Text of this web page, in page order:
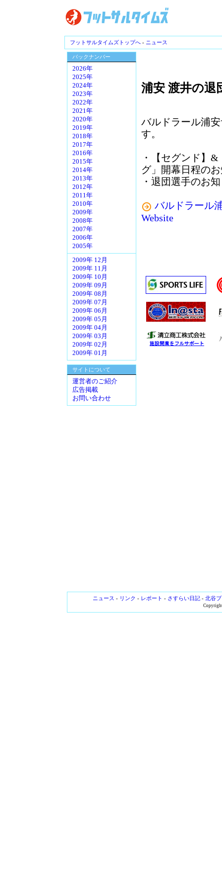
フットサルタイムズトップへ - ニュース
バックナンバー
2026年
2025年
2024年
2023年
2022年
2021年
2020年
2019年
2018年
2017年
2016年
2015年
2014年
2013年
2012年
2011年
2010年
2009年
2008年
2007年
2006年
2005年
2009年 12月
2009年 11月
2009年 10月
2009年 09月
2009年 08月
2009年 07月
2009年 06月
2009年 05月
2009年 04月
2009年 03月
2009年 02月
2009年 01月
サイトについて
運営者のご紹介
広告掲載
お問い合わせ
浦安 渡井の退
バルドラール浦
す。
・【セグンド】
グ」開幕日程の
・退団選手のお
バルドラール
Website
ニュース - リンク - レポート - さすらい日記- 北谷